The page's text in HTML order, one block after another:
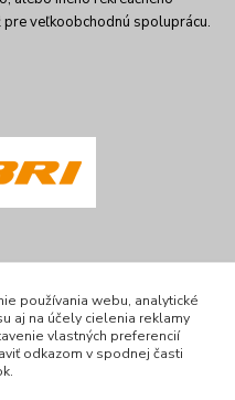
veľkoobchodnú spoluprácu.
používania webu, analytické
aj na účely cielenia reklamy
vlastných preferencií
odkazom v spodnej časti